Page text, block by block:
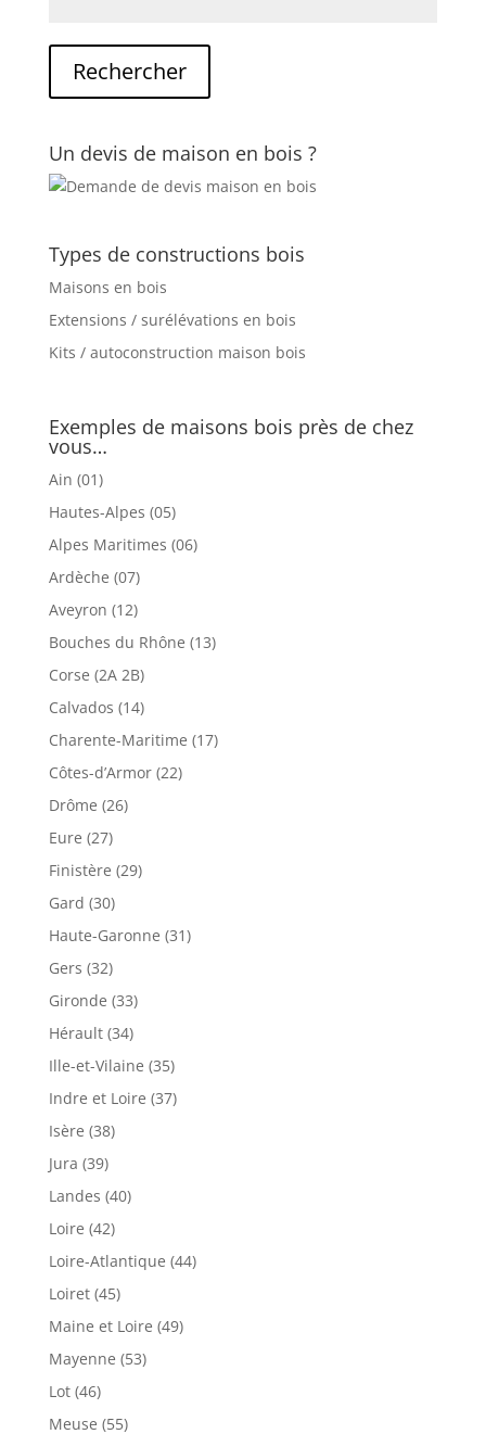
Un devis de maison en bois ?
Types de constructions bois
Maisons en bois
Extensions / surélévations en bois
Kits / autoconstruction maison bois
Exemples de maisons bois près de chez
vous…
Ain (01)
Hautes-Alpes (05)
Alpes Maritimes (06)
Ardèche (07)
Aveyron (12)
Bouches du Rhône (13)
Corse (2A 2B)
Calvados (14)
Charente-Maritime (17)
Côtes-d’Armor (22)
Drôme (26)
Eure (27)
Finistère (29)
Gard (30)
Haute-Garonne (31)
Gers (32)
Gironde (33)
Hérault (34)
Ille-et-Vilaine (35)
Indre et Loire (37)
Isère (38)
Jura (39)
Landes (40)
Loire (42)
Loire-Atlantique (44)
Loiret (45)
Maine et Loire (49)
Mayenne (53)
Lot (46)
Meuse (55)